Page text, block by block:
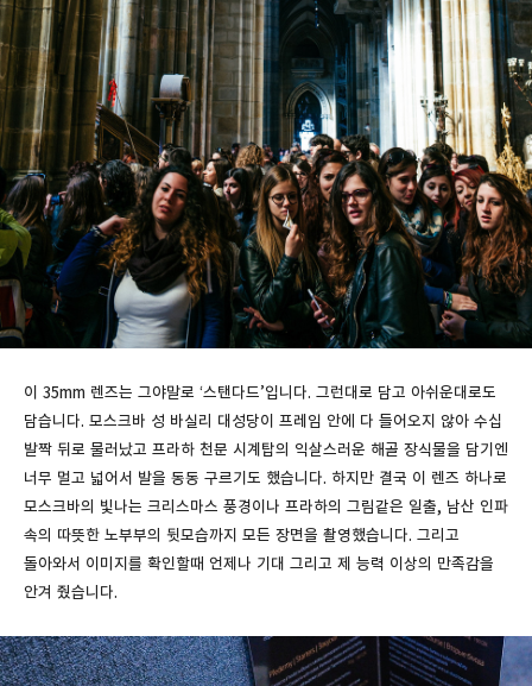
이 35mm 렌즈는 그야말로 ‘스탠다드’입니다. 그런대로 담고 아쉬운대로도
담습니다. 모스크바 성 바실리 대성당이 프레임 안에 다 들어오지 않아 수십
발짝 뒤로 물러났고 프라하 천문 시계탑의 익살스러운 해골 장식물을 담기엔
너무 멀고 넓어서 발을 동동 구르기도 했습니다. 하지만 결국 이 렌즈 하나로
모스크바의 빛나는 크리스마스 풍경이나 프라하의 그림같은 일출, 남산 인파
속의 따뜻한 노부부의 뒷모습까지 모든 장면을 촬영했습니다. 그리고
돌아와서 이미지를 확인할때 언제나 기대 그리고 제 능력 이상의 만족감을
안겨 줬습니다.